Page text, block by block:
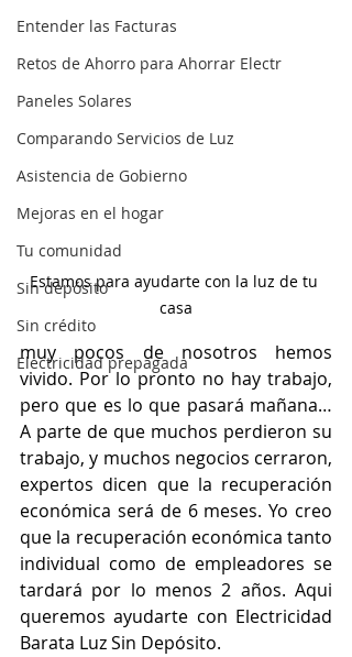
Entender las Facturas
Retos de Ahorro para Ahorrar Electr
Paneles Solares
Comparando Servicios de Luz
Asistencia de Gobierno
Mejoras en el hogar
Tu comunidad
Sin depósito
Sin crédito
Electricidad prepagada
Estamos para ayudarte con la luz de tu
casa
muy pocos de nosotros hemos
vivido. Por lo pronto no hay trabajo,
pero que es lo que pasará mañana…
A parte de que muchos perdieron su
trabajo, y muchos negocios cerraron,
expertos dicen que la recuperación
económica será de 6 meses. Yo creo
que la recuperación económica tanto
individual como de empleadores se
tardará por lo menos 2 años. Aqui
queremos ayudarte con Electricidad
Barata Luz Sin Depósito.